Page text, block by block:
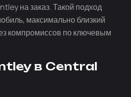
на заказ. Такой подход
максимально близкий
компромиссов по ключевым
в Central